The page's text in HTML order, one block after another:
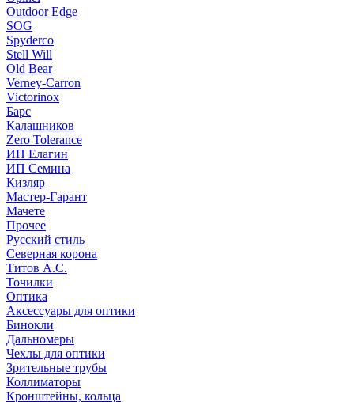
Outdoor Edge
SOG
Spyderco
Stell Will
Old Bear
Verney-Carron
Victorinox
Барс
Калашников
Zero Tolerance
ИП Елагин
ИП Семина
Кизляр
Мастер-Гарант
Мачете
Прочее
Русский стиль
Северная корона
Титов А.С.
Точилки
Оптика
Аксессуары для оптики
Бинокли
Дальномеры
Чехлы для оптики
Зрительные трубы
Коллиматоры
Кронштейны, кольца